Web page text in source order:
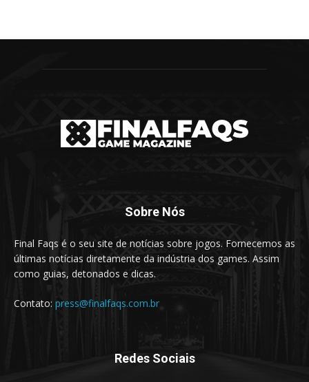
Sobre Nós
Final Faqs é o seu site de notícias sobre jogos. Fornecemos as
últimas notícias diretamente da indústria dos games. Assim
como guias, detonados e dicas.
Contato: press@finalfaqs.com.br
Redes Sociais